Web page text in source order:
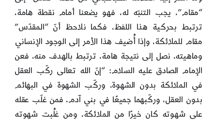
“مقام”، يجب التنبّه له، فهو يضعنا أمام نقطة هامة،
ترتبط بحركية هذا اللفظ، فكما نلاحظ أنّ “المقدّس”
مقام للملائكة، وإذا أُضيف هذا الأمر إلى الوجود الإنساني
وماهيته، نصل إلى نتيجة هامة، ترتبط بالهدف منه، فعن
الإمام الصادق عليه السلام: “إنّ الله تعالى ركّب العقل
في الملائكة بدون الشهوة، وركّب الشهوة في البهائم
بدون العقل، وركّبهما جميعًا في بني آدم، فمن غلّب عقله
على شهوته كان خيرًا من الملائكة، ومن غلُبت شهوته